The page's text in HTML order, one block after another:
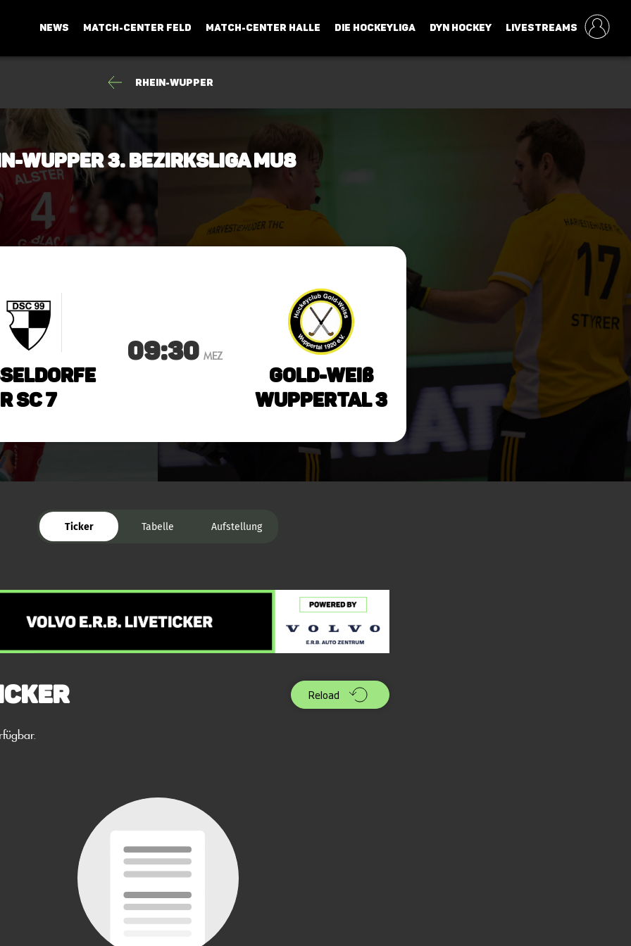
NEWS MATCH-CENTER FELD MATCH-CENTER HALLE DIE HOCKEYLIGA DYN HOCKEY LIVESTREAMS
Rhein-Wupper
Wupper 3. Bezirksliga mU8
r SC 7
09:30 MEZ
Gold-Weiß
Wuppertal 3
Ticker Tabelle Aufstellung
Reload